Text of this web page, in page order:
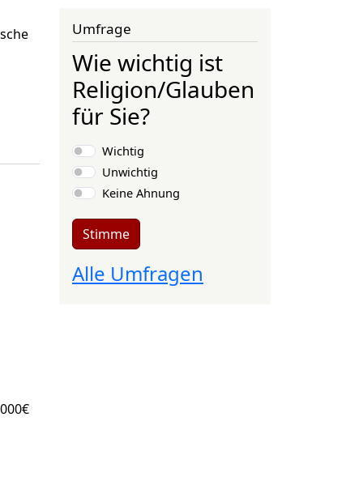
Umfrage
Wie wichtig ist
Religion/Glauben
für Sie?
Auswahlmöglichkeiten
Wichtig
Unwichtig
Keine Ahnung
Stimme
Alle Umfragen